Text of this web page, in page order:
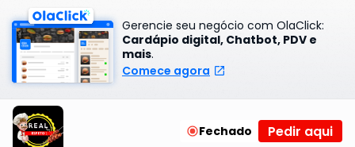
Gerencie seu negócio com OlaClick:
Cardápio digital, Chatbot, PDV e
mais.
Comece agora
Fechado Pedir aqui